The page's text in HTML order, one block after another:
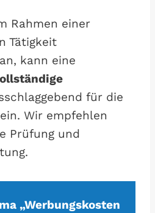
Rahmen einer
Tätigkeit
kann eine
für die
Wir empfehlen
Prüfung und
„Werbungskosten